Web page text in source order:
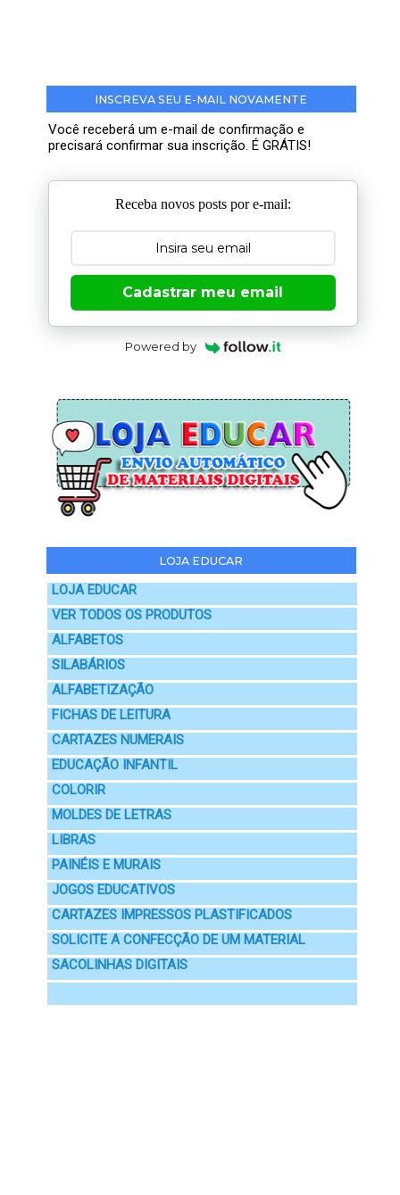
INSCREVA SEU E-MAIL NOVAMENTE
Você receberá um e-mail de confirmação e
precisará confirmar sua inscrição. É GRÁTIS!
Receba novos posts por e-mail:
Cadastrar meu email
Powered by
LOJA EDUCAR
LOJA EDUCAR
VER TODOS OS PRODUTOS
ALFABETOS
SILABÁRIOS
ALFABETIZAÇÃO
FICHAS DE LEITURA
CARTAZES NUMERAIS
EDUCAÇÃO INFANTIL
COLORIR
MOLDES DE LETRAS
LIBRAS
PAINÉIS E MURAIS
JOGOS EDUCATIVOS
CARTAZES IMPRESSOS PLASTIFICADOS
SOLICITE A CONFECÇÃO DE UM MATERIAL
SACOLINHAS DIGITAIS